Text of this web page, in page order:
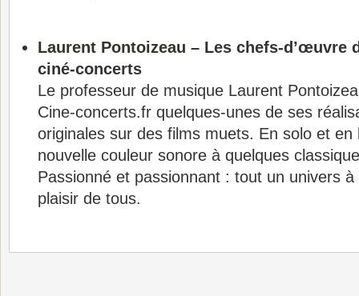
Laurent Pontoizeau – Les chefs-d’œuvre
ciné-concerts
Le professeur de musique Laurent
Cine-concerts.fr quelques-unes de ses
originales sur des films muets. En solo et en
nouvelle couleur sonore à quelques
Passionné et passionnant : tout un univers
plaisir de tous.